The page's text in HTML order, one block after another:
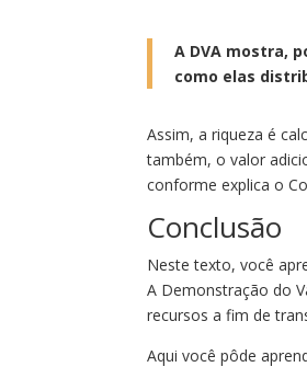
A DVA mostra,
como elas
Assim, a riqueza é
também, o valor
conforme explica o
Conclusão
Neste texto, você
A Demonstração do
recursos a fim de
Aqui você pôde